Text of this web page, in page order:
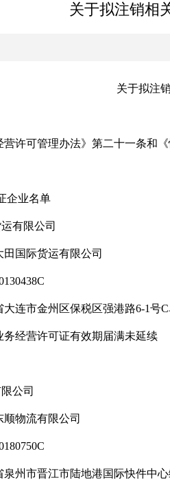
关于拟注销相
关于拟注
许可管理办法》第二十一条和《
业名单
有限公司
国际货运有限公司
连市金州区保税区强港路6-1号C
经营许可证有效期届满未延续
公司
物流有限公司
州市晋江市陆地港国际快件中心